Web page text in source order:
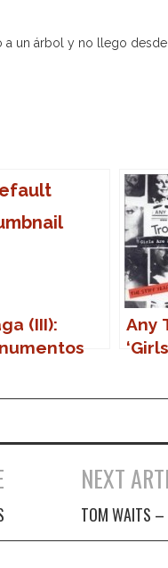
a un árbol y no llego desde
(III):
Any
The
NEXT
TOM WAITS –